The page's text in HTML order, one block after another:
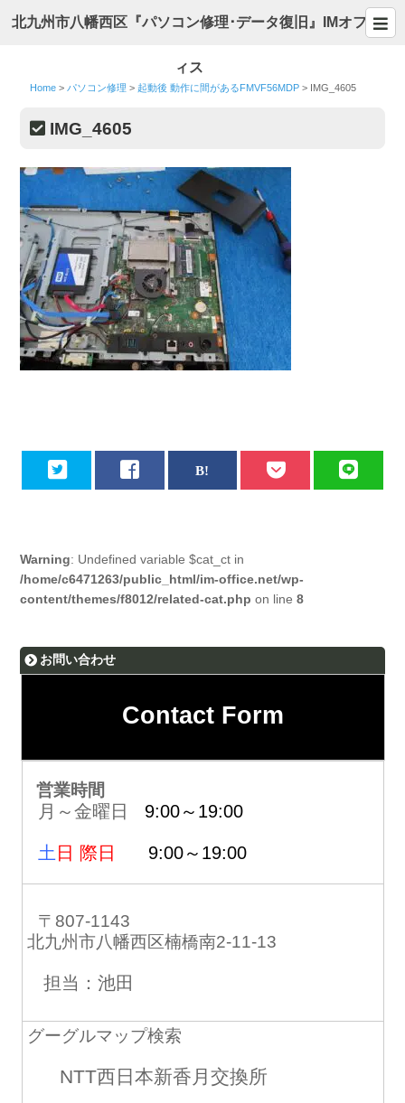
北九州市八幡西区『パソコン修理･データ復旧』IMオフ
ィス
Home > パソコン修理 >起動後 動作に間があるFMVF56MDP > IMG_4605
IMG_4605
Warning: Undefined variable $cat_ct in
/home/c6471263/public_html/im-office.net/wp-
content/themes/f8012/related-cat.php on line8
お問い合わせ
Contact Form
営業時間
月～金曜日 9:00～19:00
土 日 際日 9:00～19:00
〒807-1143
北九州市八幡西区楠橋南2-11-13
担当：池田
グーグルマップ検索
NTT西日本新香月交換所